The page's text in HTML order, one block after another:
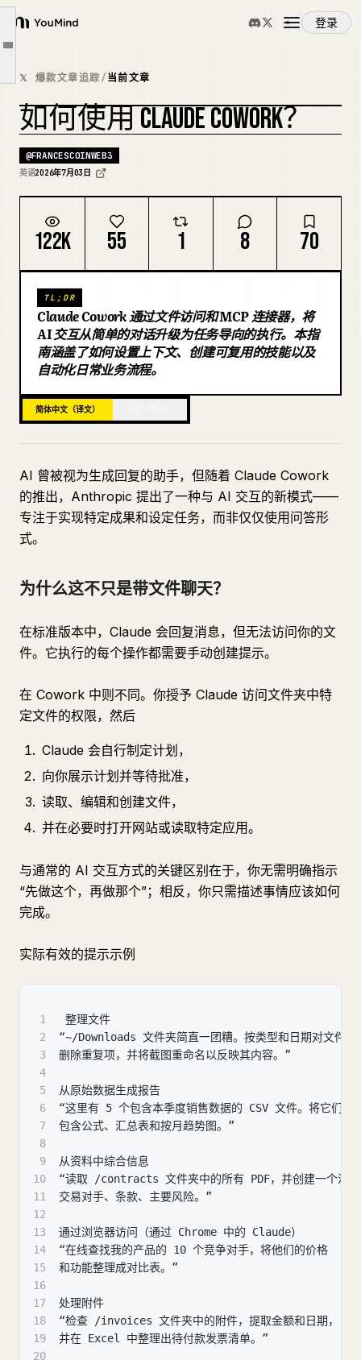
YouMind
登录
概览
使用案例
技能
提示词
下载
文章大纲
使用 Cowork 的关键方面
3. 连接器：与现实世界工具的集成
如何使用 Cowork？
结论
𝕏 爆款文章追踪/当前文章
复刻封面
如何使用 CLAUDE COWORK？
@FRANCESCOINWEB3
英语2026年7月03日
122K 55 1 8 70
TL;DR
Claude Cowork 通过文件访问和 MCP 连接器，将
AI 交互从简单的对话升级为任务导向的执行。本指
南涵盖了如何设置上下文、创建可复用的技能以及
自动化日常业务流程。
简体中文（译文）
AI 曾被视为生成回复的助手，但随着 Claude Cowork
的推出，Anthropic 提出了一种与 AI 交互的新模式——
专注于实现特定成果和设定任务，而非仅仅使用问答形
式。
为什么这不只是带文件聊天？
在标准版本中，Claude 会回复消息，但无法访问你的文
件。它执行的每个操作都需要手动创建提示。
在 Cowork 中则不同。你授予 Claude 访问文件夹中特
定文件的权限，然后
Claude 会自行制定计划，
向你展示计划并等待批准，
读取、编辑和创建文件，
并在必要时打开网站或读取特定应用。
与通常的 AI 交互方式的关键区别在于，你无需明确指示
“先做这个，再做那个”；相反，你只需描述事情应该如何
完成。
实际有效的提示示例
1
整理文件
2
“~/Downloads 文件夹简直一团糟。按类型和日期对文件进
3
删除重复项，并将截图重命名以反映其内容。”
4
5
从原始数据生成报告
6
“这里有 5 个包含本季度销售数据的 CSV 文件。将它们
7
包含公式、汇总表和按月趋势图。”
8
9
从资料中综合信息
10
“读取 /contracts 文件夹中的所有 PDF，并创建一个汇总
11
交易对手、条款、主要风险。”
12
13
通过浏览器访问（通过 Chrome 中的 Claude）
14
“在线查找我的产品的 10 个竞争对手，将他们的价格
15
和功能整理成对比表。”
16
17
处理附件
18
“检查 /invoices 文件夹中的附件，提取金额和日期，
19
并在 Excel 中整理出待付款发票清单。”
20